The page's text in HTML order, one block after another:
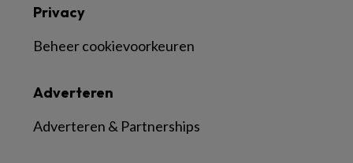
Adverteren
Adverteren & Partnerships
Privacy
Beheer cookievoorkeuren